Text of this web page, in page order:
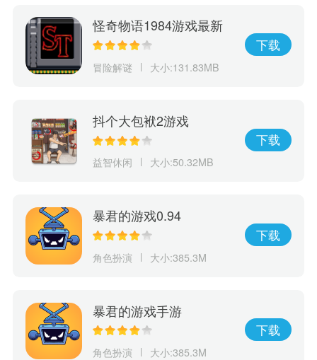
怪奇物语1984游戏最新
版
冒险解谜 大小:131.83MB
下载
抖个大包袱2游戏
益智休闲 大小:50.32MB
下载
暴君的游戏0.94
角色扮演 大小:385.3M
下载
暴君的游戏手游
角色扮演 大小:385.3M
下载